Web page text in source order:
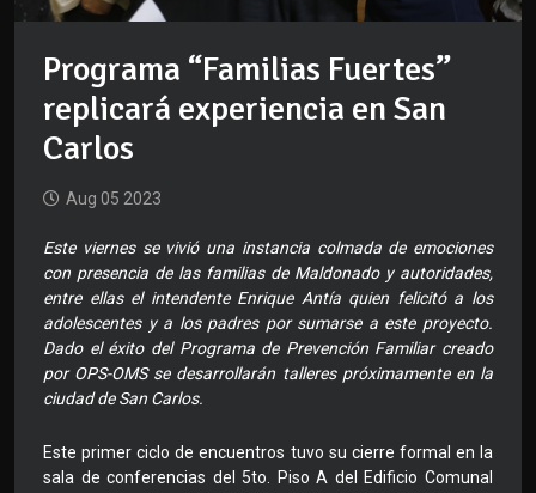
Programa “Familias Fuertes”
replicará experiencia en San
Carlos
Aug 05 2023
Este viernes se vivió una instancia colmada de emociones
con presencia de las familias de Maldonado y autoridades,
entre ellas el intendente Enrique Antía quien felicitó a los
adolescentes y a los padres por sumarse a este proyecto.
Dado el éxito del Programa de Prevención Familiar creado
por OPS-OMS se desarrollarán talleres próximamente en la
ciudad de San Carlos.
Este primer ciclo de encuentros tuvo su cierre formal en la
sala de conferencias del 5to. Piso A del Edificio Comunal